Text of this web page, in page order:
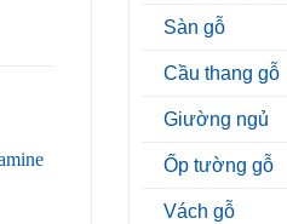
Sàn gỗ
Cầu thang gỗ
Giường ngủ
Ốp tường gỗ
Vách gỗ